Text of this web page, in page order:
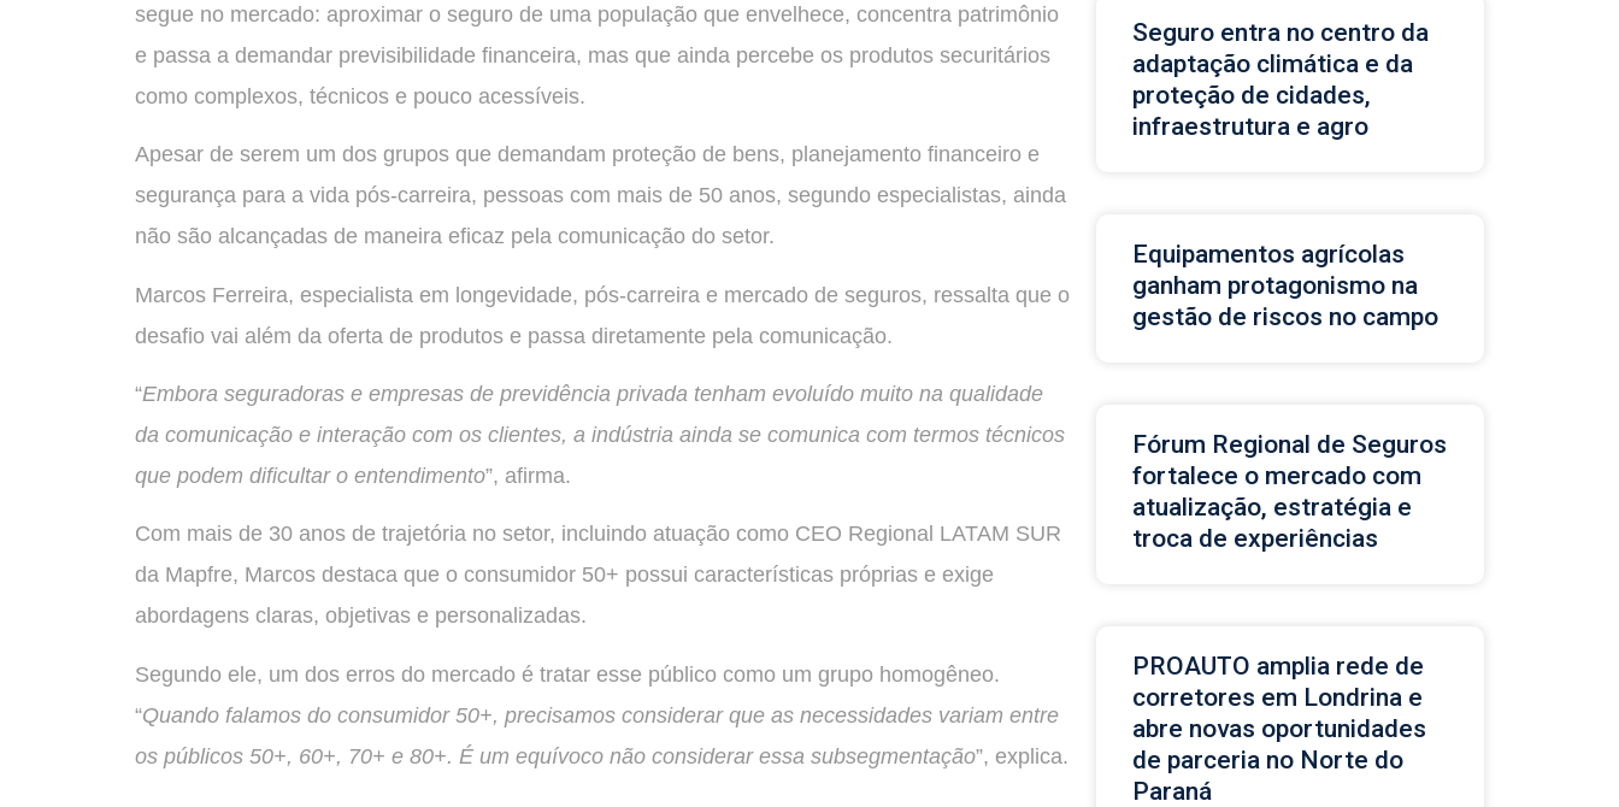
segue no mercado: aproximar o seguro de uma população que envelhece, concentra patrimônio
e passa a demandar previsibilidade financeira, mas que ainda percebe os produtos securitários
como complexos, técnicos e pouco acessíveis.
Apesar de serem um dos grupos que demandam proteção de bens, planejamento financeiro e
segurança para a vida pós-carreira, pessoas com mais de 50 anos, segundo especialistas, ainda
não são alcançadas de maneira eficaz pela comunicação do setor.
Marcos Ferreira, especialista em longevidade, pós-carreira e mercado de seguros, ressalta que o
desafio vai além da oferta de produtos e passa diretamente pela comunicação.
“Embora seguradoras e empresas de previdência privada tenham evoluído muito na qualidade
da comunicação e interação com os clientes, a indústria ainda se comunica com termos técnicos
que podem dificultar o entendimento”, afirma.
Com mais de 30 anos de trajetória no setor, incluindo atuação como CEO Regional LATAM SUR
da Mapfre, Marcos destaca que o consumidor 50+ possui características próprias e exige
abordagens claras, objetivas e personalizadas.
Segundo ele, um dos erros do mercado é tratar esse público como um grupo homogêneo.
“Quando falamos do consumidor 50+, precisamos considerar que as necessidades variam entre
os públicos 50+, 60+, 70+ e 80+. É um equívoco não considerar essa subsegmentação”, explica.
Seguro entra no centro da
adaptação climática e da
proteção de cidades,
infraestrutura e agro
Equipamentos agrícolas
ganham protagonismo na
gestão de riscos no campo
Fórum Regional de Seguros
fortalece o mercado com
atualização, estratégia e
troca de experiências
PROAUTO amplia rede de
corretores em Londrina e
abre novas oportunidades
de parceria no Norte do
Paraná